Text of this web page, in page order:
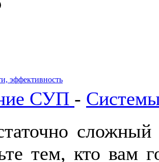
эффективность
СУП -
тем, кто вам